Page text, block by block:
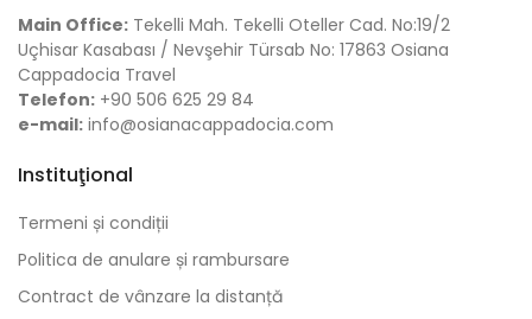
Main Office: Tekelli Mah. Tekelli Oteller Cad. No:19/2
Uçhisar Kasabası / Nevşehir Türsab No: 17863 Osiana
Cappadocia Travel
Telefon: +90 506 625 29 84
e-mail: info@osianacappadocia.com
Instituţional
Termeni și condiții
Politica de anulare și rambursare
Contract de vânzare la distanță